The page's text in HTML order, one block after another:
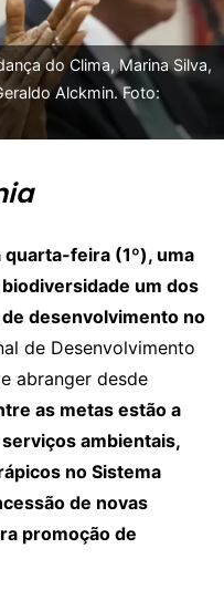
do Clima, Marina Silva,
Alckmin. Foto:
feira (1º), uma
um dos
desenvolvimento no
de Desenvolvimento
abranger desde
as metas estão a
ambientais,
no Sistema
de novas
promoção de